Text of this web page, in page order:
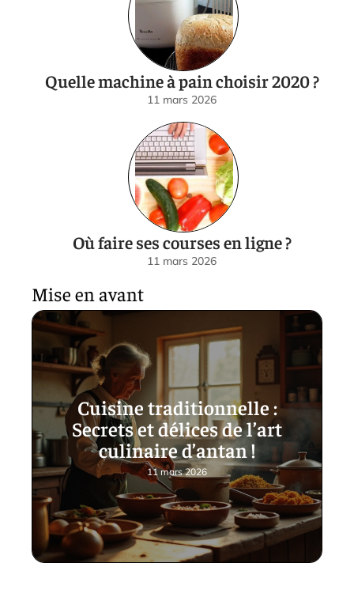
Quelle machine à pain choisir 2020 ?
11 mars 2026
Où faire ses courses en ligne ?
11 mars 2026
Mise en avant
Cuisine traditionnelle :
Secrets et délices de l’art
culinaire d’antan !
11 mars 2026